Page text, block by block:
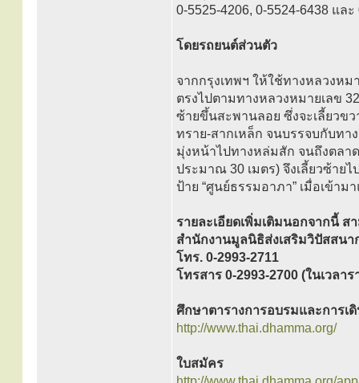
0-5525-4206, 0-5524-6438 และ
โดยรถยนต์ส่วนตัว
จากกรุงเทพฯ ให้ใช้ทางหลวงห
ตรงไปตามทางหลวงหมายเลข
ซ้ายขึ้นสะพานลอย ซึ่งจะเลี้ยวข
ทราย-สากเหล็ก จนบรรจบกับทา
มุ่งหน้าไปทางหล่มสัก จนถึงตลา
ประมาณ 30 เมตร) จึงเลี้ยวซ้าย
ป้าย “ศูนย์ธรรมอาภา” เมื่อเข้า
รายละเอียดเพิ่มเติมนอกจากนี้ ส
สำนักงานมูลนิธิส่งเสริมวิปัสสน
โทร. 0-2993-2711
โทรสาร 0-2993-2700 (ในเวลา
ศึกษาตารางการอบรมและการเ
http://www.thai.dhamma.org/
ใบสมัคร